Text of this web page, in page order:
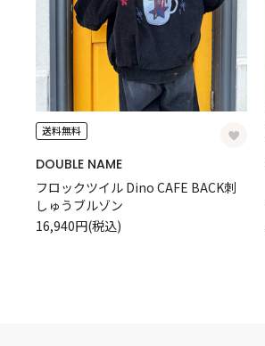
送料無料
DOUBLE NAME
フロックツイル Dino CAFE BACK刺
しゅうブルゾン
16,940円(税込)